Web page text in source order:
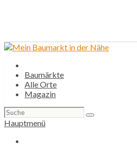
Baumärkte
Alle Orte
Magazin
Suchen
nach:
Hauptmenü